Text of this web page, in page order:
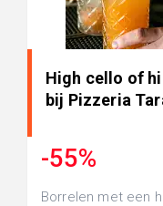
High cello of
bij Pizzeria
-55%
Borrelen met een